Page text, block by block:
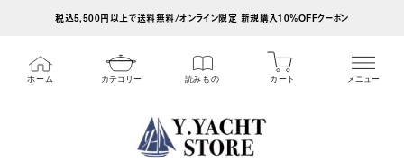
税込5,500円以上で送料無料/オンライン限定 新規購入10%OFFクーポン
ホーム カテゴリー 読みもの カート メニュー